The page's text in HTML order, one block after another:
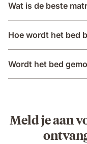
Wat is de beste
Hoe wordt het bed
Wordt het bed
Meld je aan